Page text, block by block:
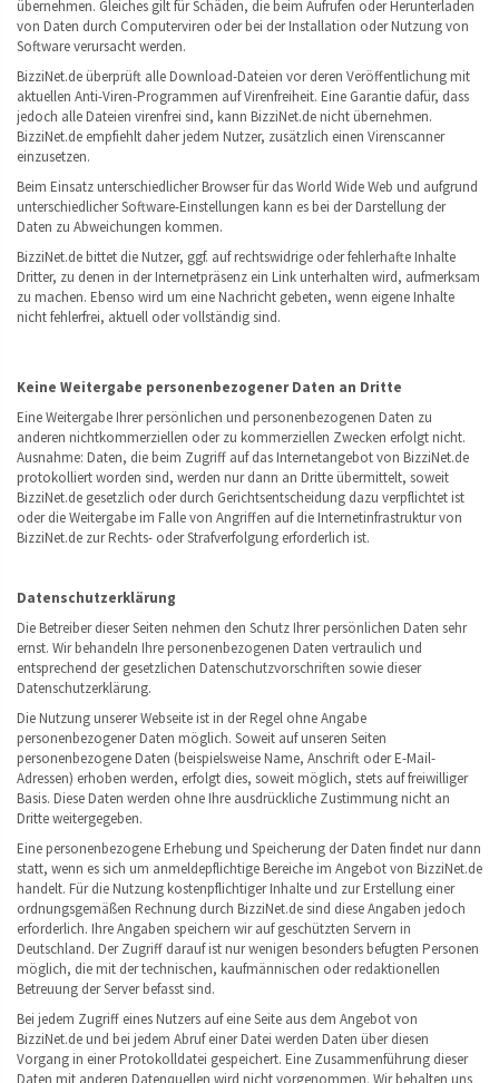
übernehmen. Gleiches gilt für Schäden, die beim Aufrufen oder Herunterladen
von Daten durch Computerviren oder bei der Installation oder Nutzung von
Software verursacht werden.
BizziNet.de überprüft alle Download-Dateien vor deren Veröffentlichung mit
aktuellen Anti-Viren-Programmen auf Virenfreiheit. Eine Garantie dafür, dass
jedoch alle Dateien virenfrei sind, kann BizziNet.de nicht übernehmen.
BizziNet.de empfiehlt daher jedem Nutzer, zusätzlich einen Virenscanner
einzusetzen.
Beim Einsatz unterschiedlicher Browser für das World Wide Web und aufgrund
unterschiedlicher Software-Einstellungen kann es bei der Darstellung der
Daten zu Abweichungen kommen.
BizziNet.de bittet die Nutzer, ggf. auf rechtswidrige oder fehlerhafte Inhalte
Dritter, zu denen in der Internetpräsenz ein Link unterhalten wird, aufmerksam
zu machen. Ebenso wird um eine Nachricht gebeten, wenn eigene Inhalte
nicht fehlerfrei, aktuell oder vollständig sind.
Keine Weitergabe personenbezogener Daten an Dritte
Eine Weitergabe Ihrer persönlichen und personenbezogenen Daten zu
anderen nichtkommerziellen oder zu kommerziellen Zwecken erfolgt nicht.
Ausnahme: Daten, die beim Zugriff auf das Internetangebot von BizziNet.de
protokolliert worden sind, werden nur dann an Dritte übermittelt, soweit
BizziNet.de gesetzlich oder durch Gerichtsentscheidung dazu verpflichtet ist
oder die Weitergabe im Falle von Angriffen auf die Internetinfrastruktur von
BizziNet.de zur Rechts- oder Strafverfolgung erforderlich ist.
Datenschutzerklärung
Die Betreiber dieser Seiten nehmen den Schutz Ihrer persönlichen Daten sehr
ernst. Wir behandeln Ihre personenbezogenen Daten vertraulich und
entsprechend der gesetzlichen Datenschutzvorschriften sowie dieser
Datenschutzerklärung.
Die Nutzung unserer Webseite ist in der Regel ohne Angabe
personenbezogener Daten möglich. Soweit auf unseren Seiten
personenbezogene Daten (beispielsweise Name, Anschrift oder E-Mail-
Adressen) erhoben werden, erfolgt dies, soweit möglich, stets auf freiwilliger
Basis. Diese Daten werden ohne Ihre ausdrückliche Zustimmung nicht an
Dritte weitergegeben.
Eine personenbezogene Erhebung und Speicherung der Daten findet nur dann
statt, wenn es sich um anmeldepflichtige Bereiche im Angebot von BizziNet.de
handelt. Für die Nutzung kostenpflichtiger Inhalte und zur Erstellung einer
ordnungsgemäßen Rechnung durch BizziNet.de sind diese Angaben jedoch
erforderlich. Ihre Angaben speichern wir auf geschützten Servern in
Deutschland. Der Zugriff darauf ist nur wenigen besonders befugten Personen
möglich, die mit der technischen, kaufmännischen oder redaktionellen
Betreuung der Server befasst sind.
Bei jedem Zugriff eines Nutzers auf eine Seite aus dem Angebot von
BizziNet.de und bei jedem Abruf einer Datei werden Daten über diesen
Vorgang in einer Protokolldatei gespeichert. Eine Zusammenführung dieser